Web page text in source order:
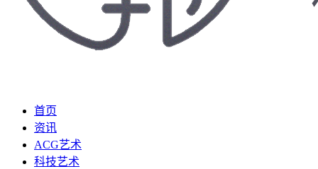
首页
资讯
ACG艺术
科技艺术